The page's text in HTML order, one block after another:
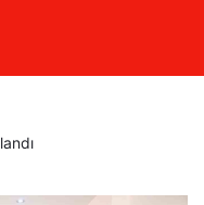
milli